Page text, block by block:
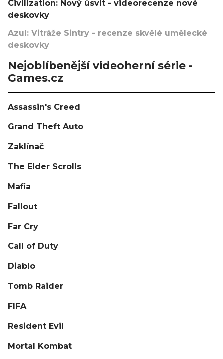
Civilization: Nový úsvit – videorecenze nové
deskovky
Azul: Vitráže Sintry - recenze skvělé umělecké
deskovky
Nejoblíbenější videoherní série -
Games.cz
Assassin's Creed
Grand Theft Auto
Zaklínač
The Elder Scrolls
Mafia
Fallout
Far Cry
Call of Duty
Diablo
Tomb Raider
FIFA
Resident Evil
Mortal Kombat